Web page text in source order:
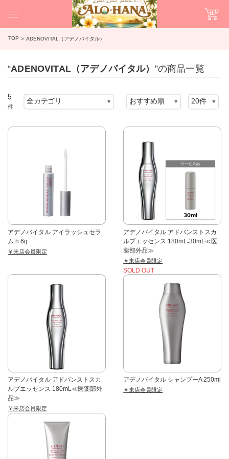
TOP ADENOVITAL（アデノバイタル）
“ADENOVITAL（アデノバイタル） ”の商品一覧
5
件
アデノバイタル アイラッシュセラ
ム h 6g
￥来店会員限定
アデノバイタル アドバンストスカ
ルプエッセンス 180mL₊30mL≪医
薬部外品≫
￥来店会員限定
SOLD OUT
アデノバイタル アドバンストスカ
ルプエッセンス 180mL≪医薬部外
品≫
￥来店会員限定
アデノバイタル シャンプーA 250ml
￥来店会員限定